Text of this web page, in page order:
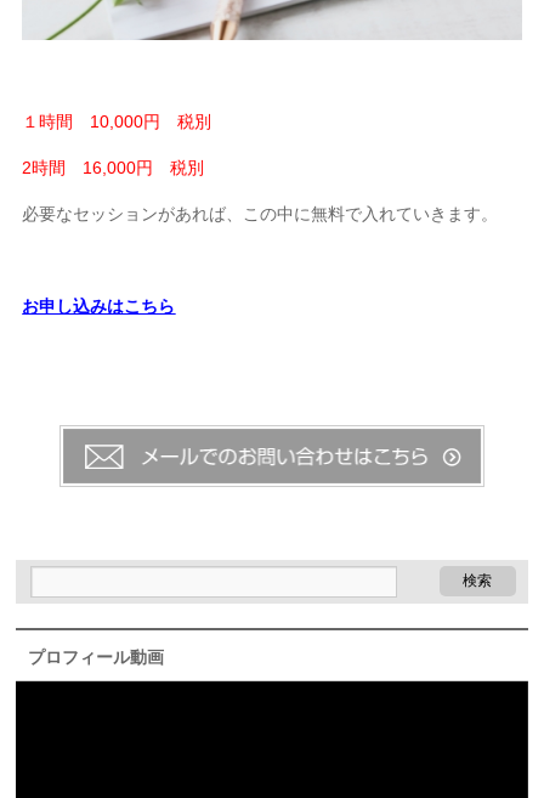
１時間 10,000円 税別
2時間 16,000円 税別
必要なセッションがあれば、この中に無料で入れていきます。
お申し込みはこちら
プロフィール動画